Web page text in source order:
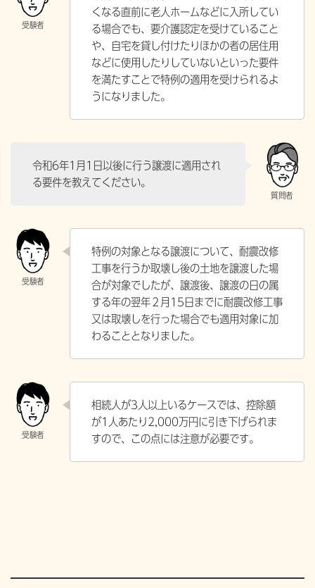
くなる直前に老人ホームなどに入所してい
る場合でも、要介護認定を受けていること
や、自宅を貸し付けたりほかの者の居住用
などに使用したりしていないといった要件
を満たすことで特例の適用を受けられるよ
うになりました。
令和6年1月1日以後に行う譲渡に適用され
る要件を教えてください。
特例の対象となる譲渡について、耐震改修
工事を行うか取壊し後の土地を譲渡した場
合が対象でしたが、譲渡後、譲渡の日の属
する年の翌年２月15日までに耐震改修工事
又は取壊しを行った場合でも適用対象に加
わることとなりました。
相続人が3人以上いるケースでは、控除額
が1人あたり2,000万円に引き下げられま
すので、この点には注意が必要です。